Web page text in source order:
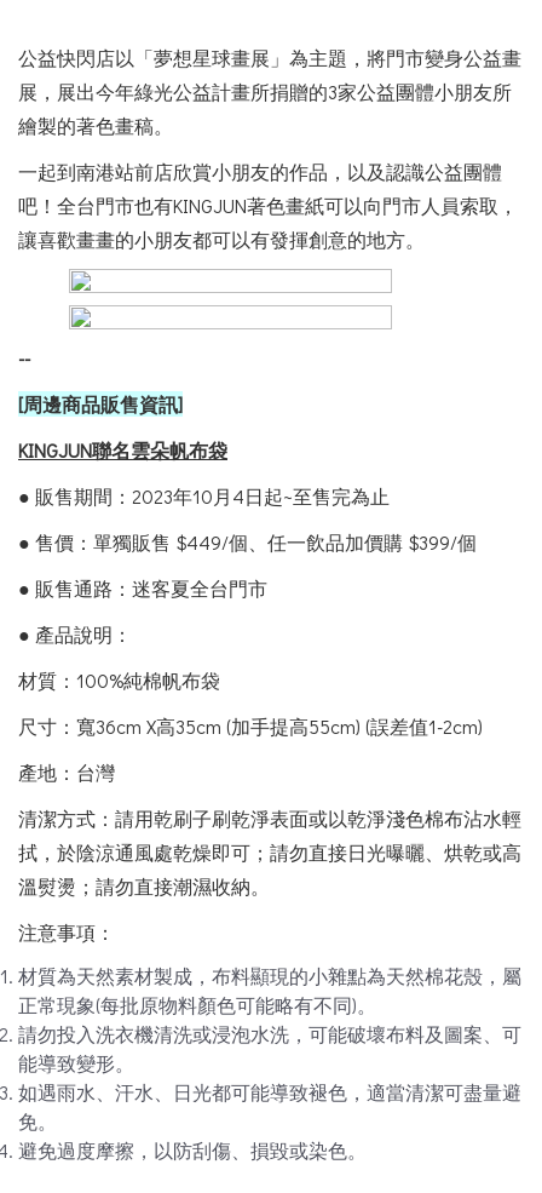
公益快閃店以「夢想星球畫展」為主題，將門市變身公益畫
展，展出今年綠光公益計畫所捐贈的3家公益團體小朋友所
繪製的著色畫稿。
一起到南港站前店欣賞小朋友的作品，以及認識公益團體
吧！全台門市也有KINGJUN著色畫紙可以向門市人員索取，
讓喜歡畫畫的小朋友都可以有發揮創意的地方。
--
[周邊商品販售資訊]
KINGJUN聯名雲朵帆布袋
● 販售期間：2023年10月4日起~至售完為止
● 售價：單獨販售 $449/個、任一飲品加價購 $399/個
● 販售通路：迷客夏全台門市
● 產品說明：
材質：100%純棉帆布袋
尺寸：寬36cm X高35cm (加手提高55cm) (誤差值1-2cm)
產地：台灣
清潔方式：請用乾刷子刷乾淨表面或以乾淨淺色棉布沾水輕
拭，於陰涼通風處乾燥即可；請勿直接日光曝曬、烘乾或高
溫熨燙；請勿直接潮濕收納。
注意事項：
材質為天然素材製成，布料顯現的小雜點為天然棉花殼，屬
正常現象(每批原物料顏色可能略有不同)。
請勿投入洗衣機清洗或浸泡水洗，可能破壞布料及圖案、可
能導致變形。
如遇雨水、汗水、日光都可能導致褪色，適當清潔可盡量避
免。
避免過度摩擦，以防刮傷、損毀或染色。